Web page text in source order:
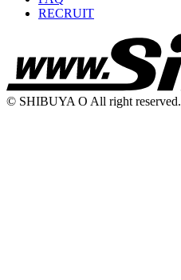
RECRUIT
© SHIBUYA O All right reserved.